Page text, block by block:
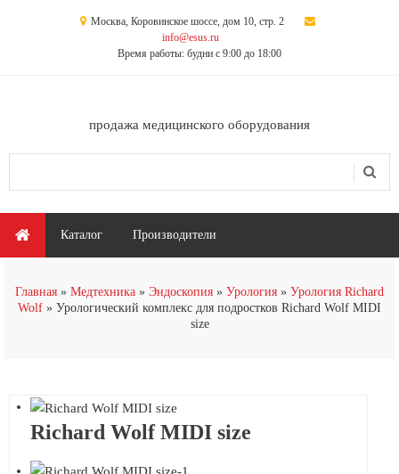
Москва, Коровинское шоссе, дом 10, стр. 2
info@esus.ru
Время работы: будни с 9:00 до 18:00
продажа медицинского оборудования
Главное меню
Каталог Производители
Главная Медтехника Эндоскопия Урология
Урология Richard
Wolf
Урологический комплекс для подростков Richard Wolf MIDI
size
Richard Wolf MIDI size